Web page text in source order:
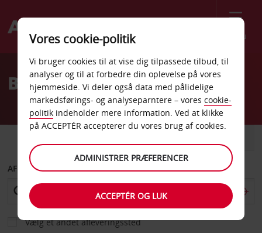
Menu
Welcome
AvisBilleje Gjøvik
AFHENT FRA
Vælg et andet afleveringssted
Vores cookie-politik
Vi bruger cookies til at vise dig tilpassede tilbud, til
analyser og til at forbedre din oplevelse på vores
hjemmeside. Vi deler også data med pålidelige
markedsførings- og analyseparntere – vores cookie-
politik indeholder mere information. Ved at klikke
på ACCEPTÉR accepterer du vores brug af cookies.
ADMINISTRER PRÆFERENCER
ACCEPTÉR OG LUK